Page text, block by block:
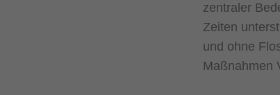
zentraler
Zeiten
und ohne
Maßnahmen